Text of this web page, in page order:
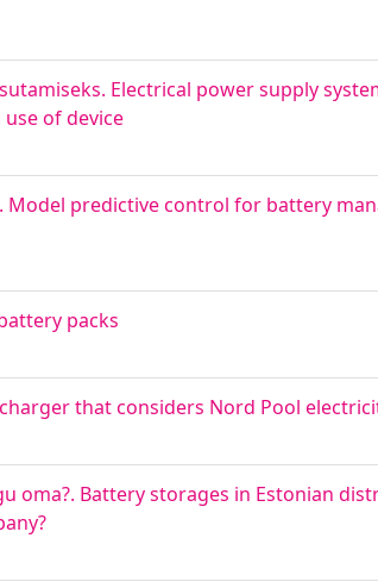
Electrical power supply
of device
predictive control for battery
packs
that considers Nord Pool
oma?. Battery storages in Estonian